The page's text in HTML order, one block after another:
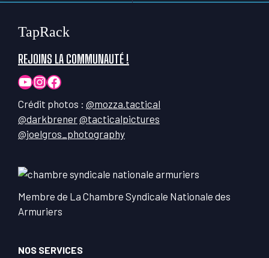
TapRack
REJOINS LA COMMUNAUTÉ !
YouTube
Instagram
Facebook
Crédit photos : @mozza.tactical
@darkbrener@tacticalpictures
@joelgros_photography
Membre de La Chambre Syndicale Nationale des
Armuriers
NOS SERVICES